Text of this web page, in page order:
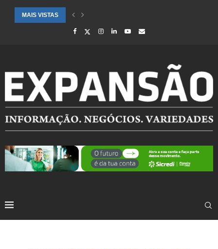
MAIS VISTAS
CIDADES ATENDIDAS PELO SEBRAE RS SÃO DESTAQUE EM